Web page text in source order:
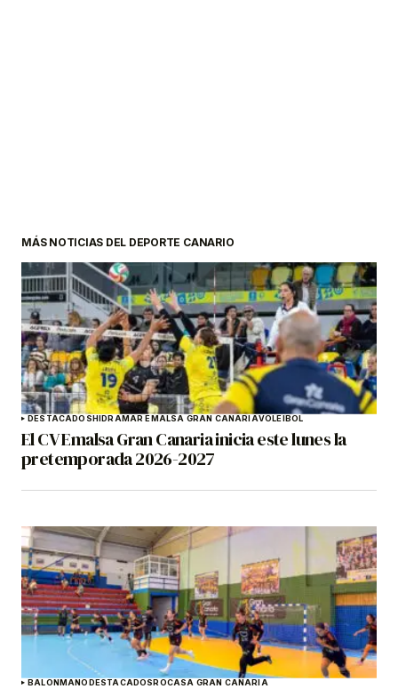
MÁS NOTICIAS DEL DEPORTE CANARIO
DESTACADOSHIDRAMAR EMALSA GRAN CANARIAVOLEIBOL
El CV Emalsa Gran Canaria inicia este lunes la
pretemporada 2026-2027
BALONMANODESTACADOSROCASA GRAN CANARIA